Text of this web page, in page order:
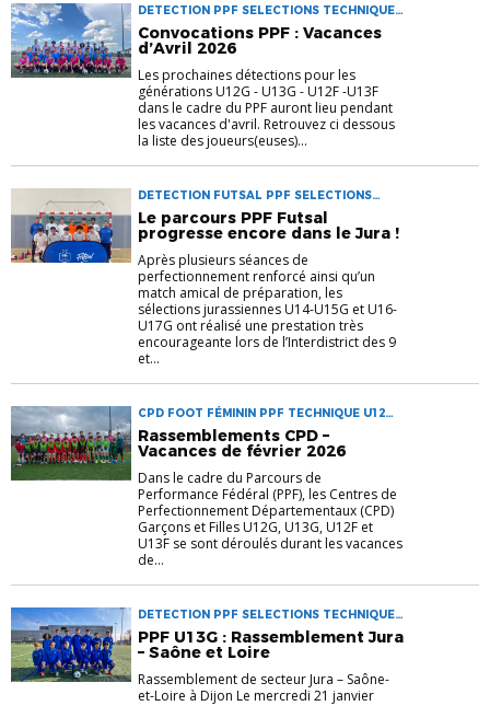
DETECTION PPF SELECTIONS TECHNIQUE
U12 U12F U13 U13F
Convocations PPF : Vacances
d’Avril 2026
Les prochaines détections pour les
générations U12G - U13G - U12F -U13F
dans le cadre du PPF auront lieu pendant
les vacances d'avril. Retrouvez ci dessous
la liste des joueurs(euses)...
DETECTION FUTSAL PPF SELECTIONS
TECHNIQUE
Le parcours PPF Futsal
progresse encore dans le Jura !
Après plusieurs séances de
perfectionnement renforcé ainsi qu’un
match amical de préparation, les
sélections jurassiennes U14-U15G et U16-
U17G ont réalisé une prestation très
encourageante lors de l’Interdistrict des 9
et...
CPD FOOT FÉMININ PPF TECHNIQUE U12
U12F U13 U13F
Rassemblements CPD –
Vacances de février 2026
Dans le cadre du Parcours de
Performance Fédéral (PPF), les Centres de
Perfectionnement Départementaux (CPD)
Garçons et Filles U12G, U13G, U12F et
U13F se sont déroulés durant les vacances
de...
DETECTION PPF SELECTIONS TECHNIQUE
U13
PPF U13G : Rassemblement Jura
– Saône et Loire
Rassemblement de secteur Jura – Saône-
et-Loire à Dijon Le mercredi 21 janvier